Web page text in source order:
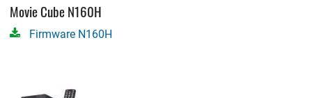
Movie Cube N160H
Firmware N160H